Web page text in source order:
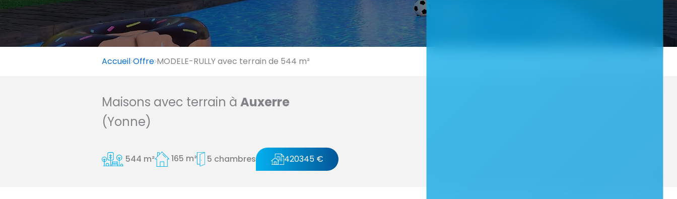
Accueil Offre MODELE-RULLY avec terrain de 544 m²
Maisons avec terrain à Auxerre
(Yonne)
544 m² 165 m² 5 chambres 420345 €